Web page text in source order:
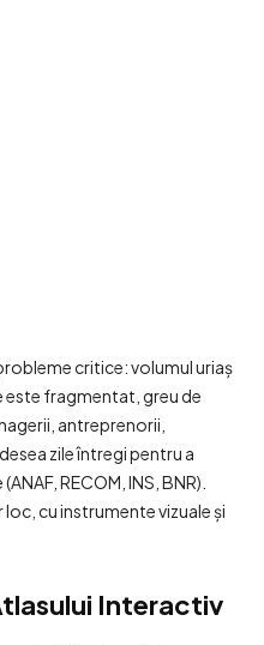
critice: volumul uriaș
fragmentat, greu de
antreprenorii,
zile întregi pentru a
RECOM, INS, BNR).
cu instrumente vizuale și
Interactiv